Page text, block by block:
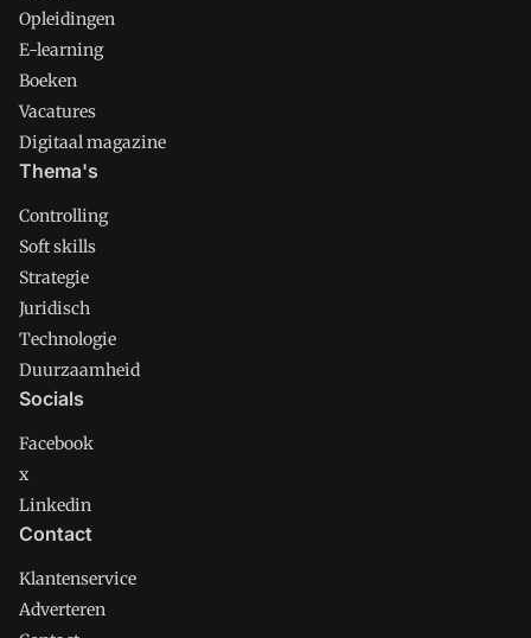
Opleidingen
E-learning
Boeken
Vacatures
Digitaal magazine
Thema's
Controlling
Soft skills
Strategie
Juridisch
Technologie
Duurzaamheid
Socials
Facebook
x
Linkedin
Contact
Klantenservice
Adverteren